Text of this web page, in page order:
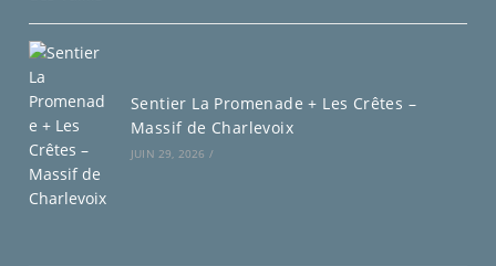
Sentier La Promenade + Les Crêtes –
Massif de Charlevoix
JUIN 29, 2026 /